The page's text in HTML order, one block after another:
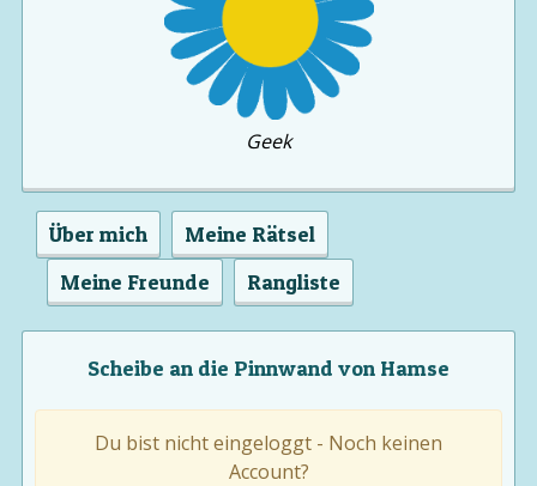
Geek
Über mich
Meine Rätsel
Meine Freunde
Rangliste
Scheibe an die Pinnwand von Hamse
Du bist nicht eingeloggt - Noch keinen
Account?